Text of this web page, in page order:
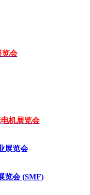
览会
机展览会
展览会
览会 (SMF)